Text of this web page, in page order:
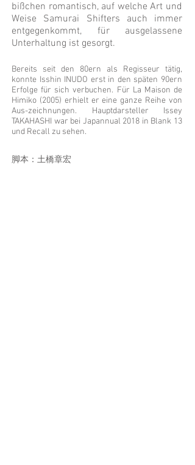
bißchen romantisch, auf welche Art und
Weise Samurai Shifters auch immer
entgegenkommt, für ausgelassene
Unterhaltung ist gesorgt.
Bereits seit den 80ern als Regisseur tätig,
konnte Isshin INUDO erst in den späten 90ern
Erfolge für sich verbuchen. Für La Maison de
Himiko (2005) erhielt er eine ganze Reihe von
Aus-zeichnungen. Hauptdarsteller Issey
TAKAHASHI war bei Japannual 2018 in Blank 13
und Recall zu sehen.
脚本：土橋章宏